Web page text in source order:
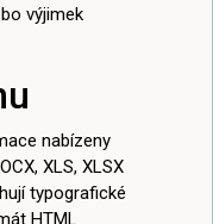
výjimek
nabízeny
XLS, XLSX
typografické
HTML